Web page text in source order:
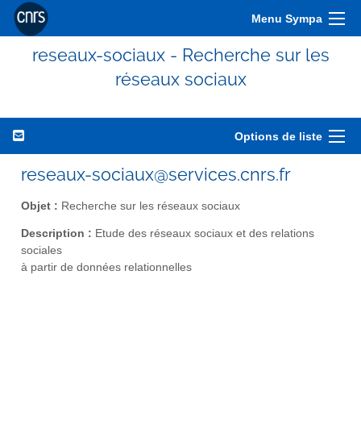
Menu Sympa
reseaux-sociaux - Recherche sur les
réseaux sociaux
Options de liste
reseaux-sociaux@services.cnrs.fr
Objet : Recherche sur les réseaux sociaux
Description : Etude des réseaux sociaux et des relations
sociales
à partir de données relationnelles